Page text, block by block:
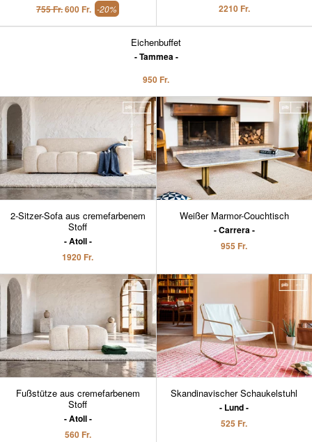
755 Fr.600 Fr. -20%
Eichenbuffet
Tammea
950 Fr.
2210 Fr.
2-Sitzer-Sofa aus cremefarbenem
Stoff
Atoll
1920 Fr.
Weißer Marmor-Couchtisch
Carrera
955 Fr.
Fußstütze aus cremefarbenem
Stoff
Atoll
560 Fr.
Skandinavischer Schaukelstuhl
Lund
525 Fr.